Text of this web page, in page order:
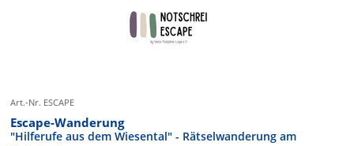
Art.-Nr. ESCAPE
Escape-Wanderung
"Hilferufe aus dem Wiesental" - Rätselwanderung am